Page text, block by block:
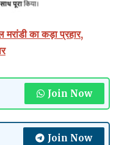
का कड़ा प्रहार,
Join Now
Join Now